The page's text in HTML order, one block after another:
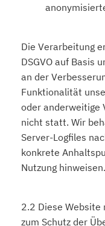
Die Verarbeitung
DSGVO auf Basis
an der
Funktionalität
oder anderweitige
nicht statt. Wir
Server-Logfiles
konkrete
Nutzung hinweisen.
2.2 Diese Website
zum Schutz der